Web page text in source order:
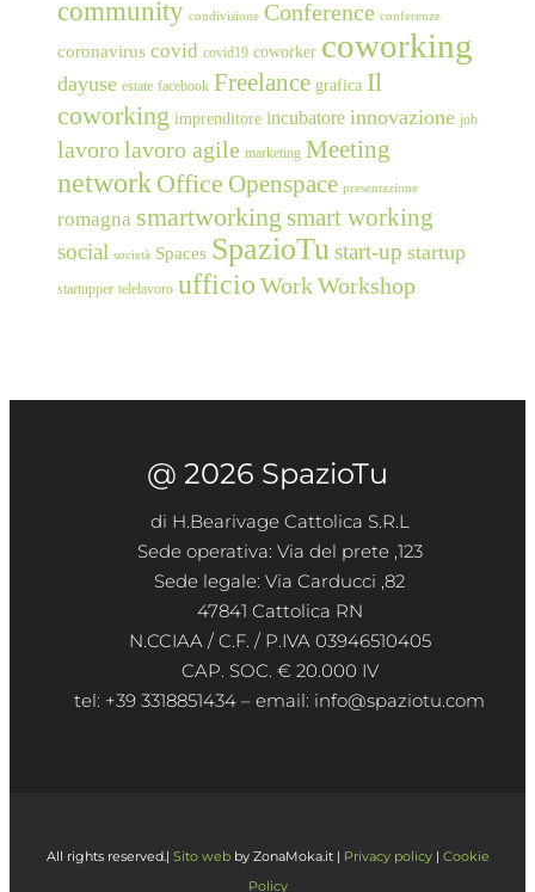
community condivisione Conference conferenze
coronavirus covid covid19 coworker coworking
dayuse estate facebook Freelance grafica Il
coworking imprenditore incubatore innovazione job
lavorolavoro agile marketing Meeting
network Office Openspace presentazione
romagna smartworking smart working
social società Spaces SpazioTu start-up startup
startupper telelavoro ufficio WorkWorkshop
@ 2026 SpazioTu
di H.Bearivage Cattolica S.R.L
Sede operativa: Via del prete ,123
Sede legale: Via Carducci ,82
47841 Cattolica RN
N.CCIAA / C.F. / P.IVA 03946510405
CAP. SOC. € 20.000 IV
tel: +39 3318851434 – email: info@spaziotu.com
All rights reserved.| Sito webby ZonaMoka.it | Privacy policy| Cookie
Policy